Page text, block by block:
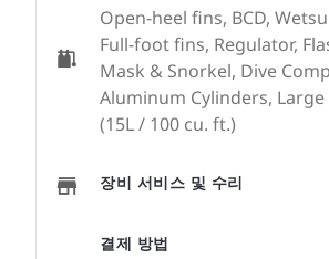
Open-heel fins, BCD,
Full-foot fins, Regulator,
Mask & Snorkel, Dive
Aluminum Cylinders, Large
(15L / 100 cu. ft.)
장비 서비스 및 수리
결제 방법